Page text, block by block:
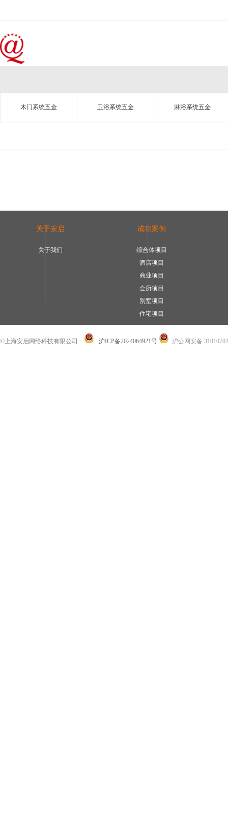
木门系统五金 卫浴系统五金 淋浴系统五金
关于安启
关于我们
成功案例
综合体项目
酒店项目
商业项目
会所项目
别墅项目
住宅项目
©上海安启网络科技有限公司 沪ICP备2024064921号 沪公网安备